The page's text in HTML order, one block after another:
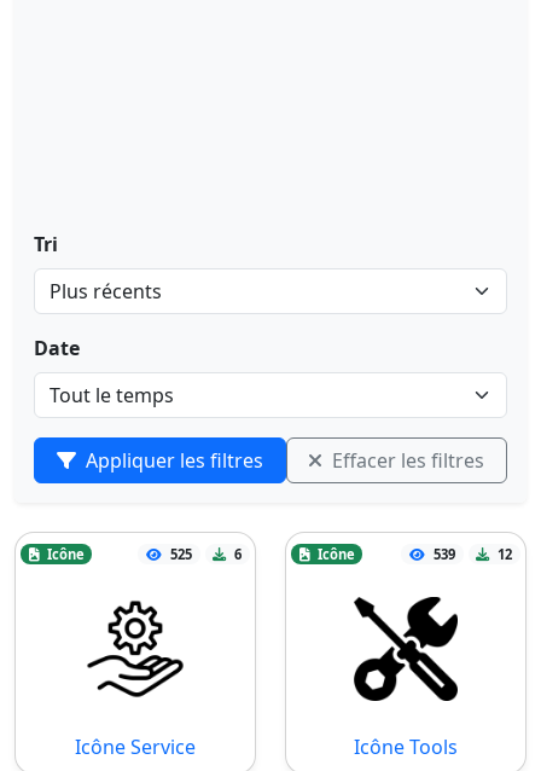
Tri
Date
Appliquer les filtres Effacer les filtres
Icône 525 6
Icône Service
Icône 539 12
Icône Tools